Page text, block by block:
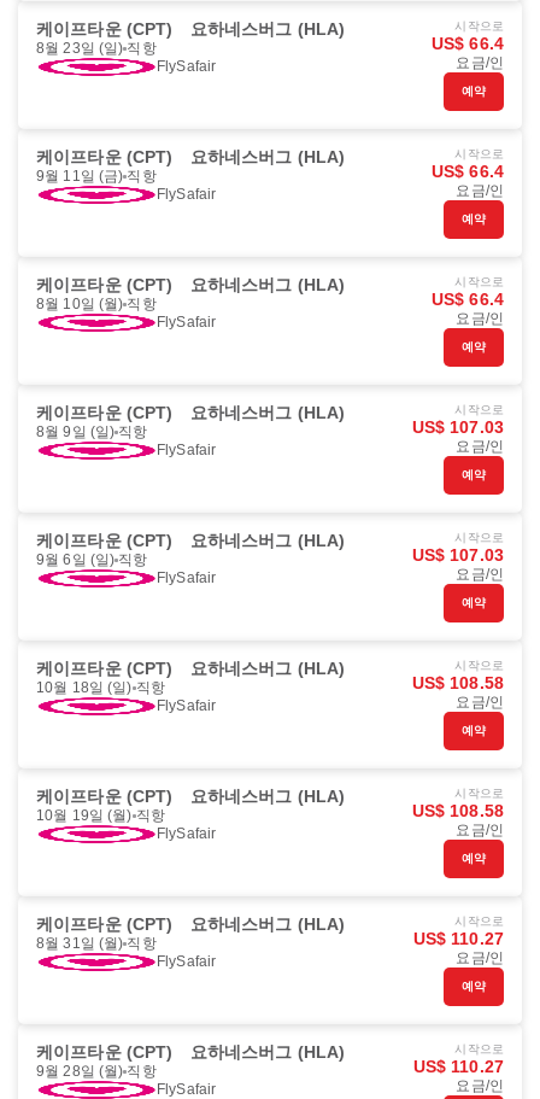
케이프타운 (CPT) 요하네스버그 (HLA)
8월 23일 (일) 직항
FlySafair
시작으로
US$ 66.4
요금/인
예약
케이프타운 (CPT) 요하네스버그 (HLA)
9월 11일 (금) 직항
FlySafair
시작으로
US$ 66.4
요금/인
예약
케이프타운 (CPT) 요하네스버그 (HLA)
8월 10일 (월) 직항
FlySafair
시작으로
US$ 66.4
요금/인
예약
케이프타운 (CPT) 요하네스버그 (HLA)
8월 9일 (일) 직항
FlySafair
시작으로
US$ 107.03
요금/인
예약
케이프타운 (CPT) 요하네스버그 (HLA)
9월 6일 (일) 직항
FlySafair
시작으로
US$ 107.03
요금/인
예약
케이프타운 (CPT) 요하네스버그 (HLA)
10월 18일 (일) 직항
FlySafair
시작으로
US$ 108.58
요금/인
예약
케이프타운 (CPT) 요하네스버그 (HLA)
10월 19일 (월) 직항
FlySafair
시작으로
US$ 108.58
요금/인
예약
케이프타운 (CPT) 요하네스버그 (HLA)
8월 31일 (월) 직항
FlySafair
시작으로
US$ 110.27
요금/인
예약
케이프타운 (CPT) 요하네스버그 (HLA)
9월 28일 (월) 직항
FlySafair
시작으로
US$ 110.27
요금/인